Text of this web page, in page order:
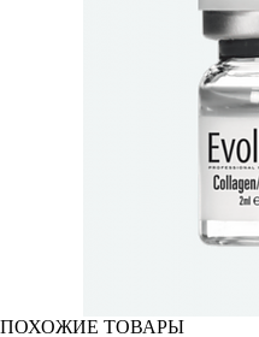
ПОХОЖИЕ ТОВАРЫ